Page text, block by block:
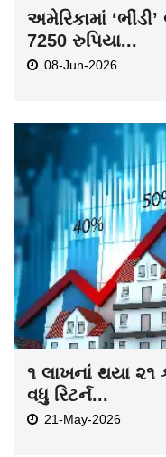
અમેરિકામાં
7250 રુપિયા...
08-Jun-2026
૧ લાખનાં થયા ૨૧
વધુ રિટર્ન...
21-May-2026